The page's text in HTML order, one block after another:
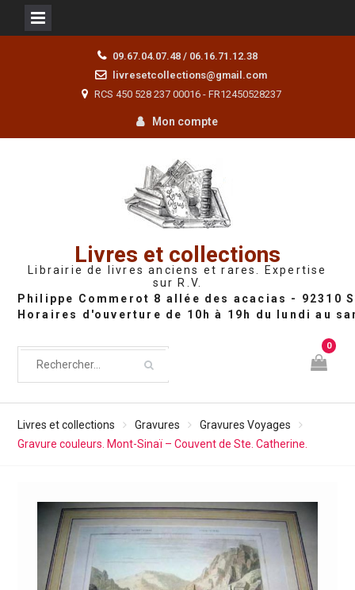
09.67.04.07.48 / 06.16.71.12.38
livresetcollections@gmail.com
RCS 450 528 237 00016 - FR12450528237
Mon compte
Livres et collections
Librairie de livres anciens et rares. Expertise
sur R.V.
0
Livres et collections Gravures
Gravures Voyages
Gravure couleurs. Mont-Sinaï – Couvent de Ste. Catherine.